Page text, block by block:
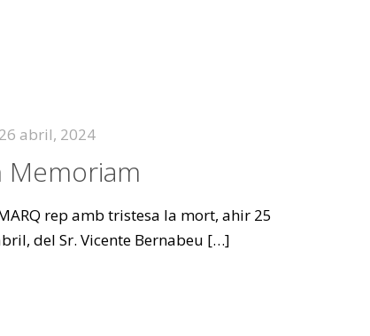
26 abril, 2024
Memoriam
rep amb tristesa la mort, ahir 25
del Sr. Vicente Bernabeu […]